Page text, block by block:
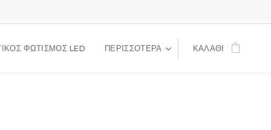
ΦΩΤΙΣΜΟΣ LED ΠΕΡΙΣΣΌΤΕΡΑ ΚΑΛΆΘΙ